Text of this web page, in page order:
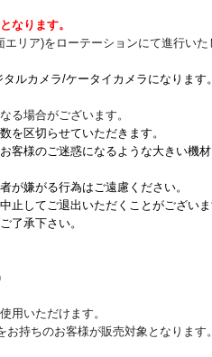
なります。
リア)をローテーションにて進行いた
ルカメラ/ケータイカメラになります。
る場合がございます。
を区切らせていただきます。
客様のご迷惑になるような大きい機
が嫌がる行為はご遠慮ください。
してご退出いただくことがございま
了承下さい。
用いただけます。
持ちのお客様が販売対象となります。